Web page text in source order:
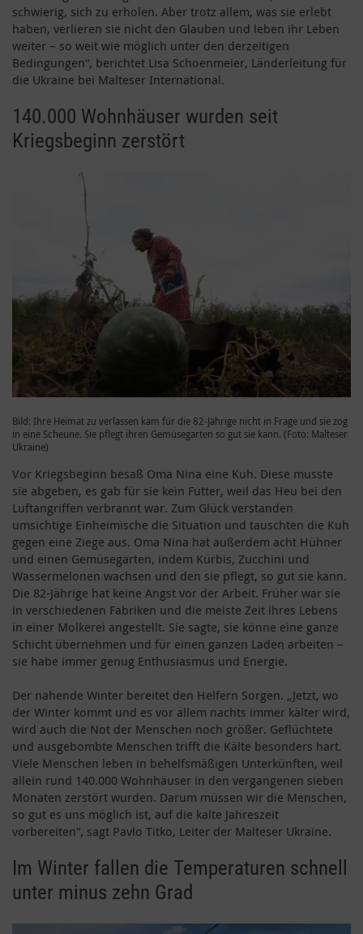
schwierig, sich zu erholen. Aber trotz allem, was sie erlebt
haben, verlieren sie nicht den Glauben und leben ihr Leben
weiter – so weit wie möglich unter den derzeitigen
Bedingungen“, berichtet Lisa Schoenmeier, Länderleitung für
die Ukraine bei Malteser International.
140.000 Wohnhäuser wurden seit
Kriegsbeginn zerstört
Bild: Ihre Heimat zu verlassen kam für die 82-Jährige nicht in Frage und sie zog
in eine Scheune. Sie pflegt ihren Gemüsegarten so gut sie kann. (Foto: Malteser
Ukraine)
Vor Kriegsbeginn besaß Oma Nina eine Kuh. Diese musste
sie abgeben, es gab für sie kein Futter, weil das Heu bei den
Luftangriffen verbrannt war. Zum Glück verstanden
umsichtige Einheimische die Situation und tauschten die Kuh
gegen eine Ziege aus. Oma Nina hat außerdem acht Hühner
und einen Gemüsegarten, indem Kürbis, Zucchini und
Wassermelonen wachsen und den sie pflegt, so gut sie kann.
Die 82-Jährige hat keine Angst vor der Arbeit. Früher war sie
in verschiedenen Fabriken und die meiste Zeit ihres Lebens
in einer Molkerei angestellt. Sie sagte, sie könne eine ganze
Schicht übernehmen und für einen ganzen Laden arbeiten –
sie habe immer genug Enthusiasmus und Energie.
Der nahende Winter bereitet den Helfern Sorgen. „Jetzt, wo
der Winter kommt und es vor allem nachts immer kälter wird,
wird auch die Not der Menschen noch größer. Geflüchtete
und ausgebombte Menschen trifft die Kälte besonders hart.
Viele Menschen leben in behelfsmäßigen Unterkünften, weil
allein rund 140.000 Wohnhäuser in den vergangenen sieben
Monaten zerstört wurden. Darum müssen wir die Menschen,
so gut es uns möglich ist, auf die kalte Jahreszeit
vorbereiten“, sagt Pavlo Titko, Leiter der Malteser Ukraine.
Im Winter fallen die Temperaturen schnell
unter minus zehn Grad